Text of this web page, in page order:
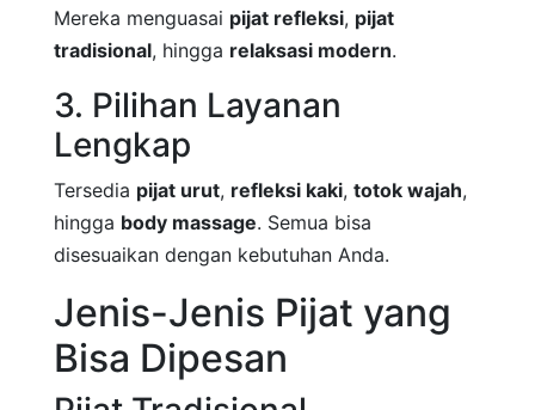
Mereka menguasai pijat refleksi, pijat
tradisional, hingga relaksasi modern.
3. Pilihan Layanan
Lengkap
Tersedia pijat urut, refleksi kaki, totok wajah,
hingga body massage. Semua bisa
disesuaikan dengan kebutuhan Anda.
Jenis-Jenis Pijat yang
Bisa Dipesan